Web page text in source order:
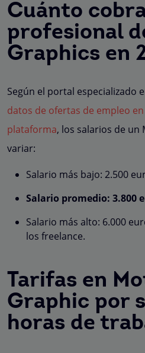
Cuánto
profesional
Graphics en
Según el portal especializado
datos de ofertas de empleo
plataforma, los salarios de un
variar:
Salario más bajo: 2.500
Salario promedio: 3.800
Salario más alto: 6.000
los freelance.
Tarifas en
Graphic por
horas de